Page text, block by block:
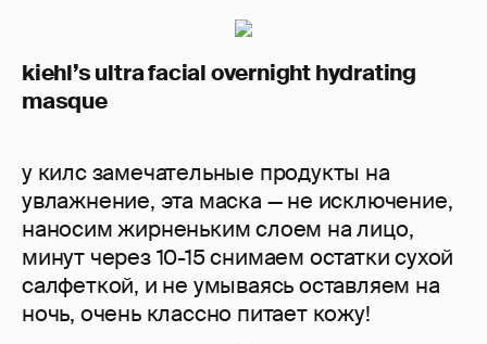
kiehl’s ultra facial overnight hydrating
masque
у килс замечательные продукты на
увлажнение, эта маска — не исключение,
наносим жирненьким слоем на лицо,
минут через 10-15 снимаем остатки сухой
салфеткой, и не умываясь оставляем на
ночь, очень классно питает кожу!